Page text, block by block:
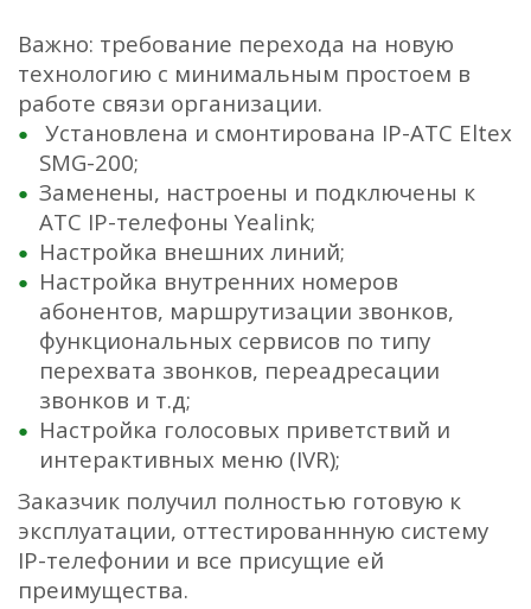
Важно: требование перехода на новую
технологию с минимальным простоем в
работе связи организации.
Установлена и смонтирована IP-АТС Eltex
SMG-200;
Заменены, настроены и подключены к
АТС IP-телефоны Yealink;
Настройка внешних линий;
Настройка внутренних номеров
абонентов, маршрутизации звонков,
функциональных сервисов по типу
перехвата звонков, переадресации
звонков и т.д;
Настройка голосовых приветствий и
интерактивных меню (IVR);
Заказчик получил полностью готовую к
эксплуатации, оттестированнную систему
IP-телефонии и все присущие ей
преимущества.